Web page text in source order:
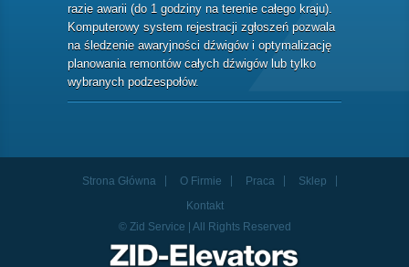
razie awarii (do 1 godziny na terenie całego kraju).
Komputerowy system rejestracji zgłoszeń pozwala
na śledzenie awaryjności dźwigów i optymalizację
planowania remontów całych dźwigów lub tylko
wybranych podzespołów.
Strona Główna O Firmie Praca
Sklep
Kontakt
© Zid Service | All Rights Reserved